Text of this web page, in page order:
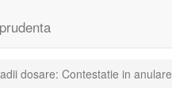
dosare: Contestatie in anulare